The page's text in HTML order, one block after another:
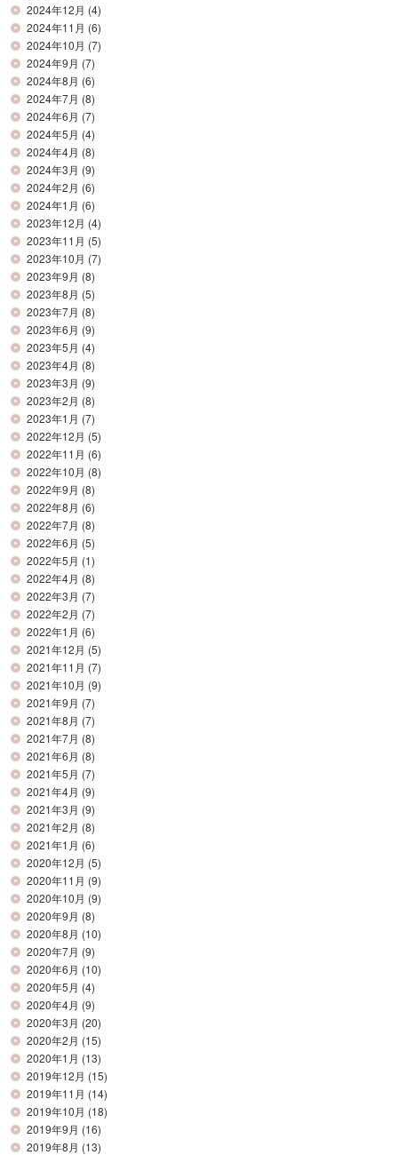
2024年12月 (4)
2024年11月 (6)
2024年10月 (7)
2024年9月 (7)
2024年8月 (6)
2024年7月 (8)
2024年6月 (7)
2024年5月 (4)
2024年4月 (8)
2024年3月 (9)
2024年2月 (6)
2024年1月 (6)
2023年12月 (4)
2023年11月 (5)
2023年10月 (7)
2023年9月 (8)
2023年8月 (5)
2023年7月 (8)
2023年6月 (9)
2023年5月 (4)
2023年4月 (8)
2023年3月 (9)
2023年2月 (8)
2023年1月 (7)
2022年12月 (5)
2022年11月 (6)
2022年10月 (8)
2022年9月 (8)
2022年8月 (6)
2022年7月 (8)
2022年6月 (5)
2022年5月 (1)
2022年4月 (8)
2022年3月 (7)
2022年2月 (7)
2022年1月 (6)
2021年12月 (5)
2021年11月 (7)
2021年10月 (9)
2021年9月 (7)
2021年8月 (7)
2021年7月 (8)
2021年6月 (8)
2021年5月 (7)
2021年4月 (9)
2021年3月 (9)
2021年2月 (8)
2021年1月 (6)
2020年12月 (5)
2020年11月 (9)
2020年10月 (9)
2020年9月 (8)
2020年8月 (10)
2020年7月 (9)
2020年6月 (10)
2020年5月 (4)
2020年4月 (9)
2020年3月 (20)
2020年2月 (15)
2020年1月 (13)
2019年12月 (15)
2019年11月 (14)
2019年10月 (18)
2019年9月 (16)
2019年8月 (13)